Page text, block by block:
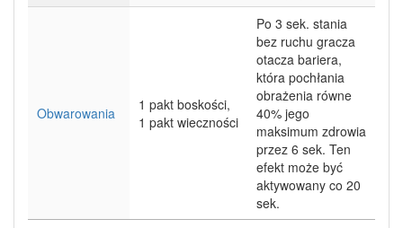
Obwarowania
1 pakt boskości,
1 pakt wieczności
Po 3 sek. stania
bez ruchu gracza
otacza bariera,
która pochłania
obrażenia równe
40% jego
maksimum zdrowia
przez 6 sek. Ten
efekt może być
aktywowany co 20
sek.